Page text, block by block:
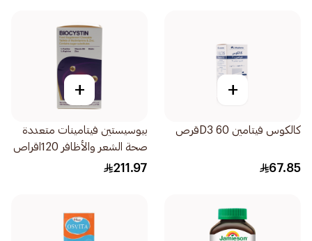
+
كالكوس فيتامين D3 60قرص
67.85
+
بيوسيستين فيتامينات متعددة
صحة الشعر والأظافر 120اقراص
211.97